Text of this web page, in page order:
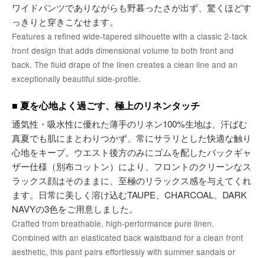
ワイドパンツでありながらも野暮ったさが出ず、驚くほどす
っきりと穿きこなせます。
Features a refined wide-tapered silhouette with a classic 2-tack
front design that adds dimensional volume to both front and
back. The fluid drape of the linen creates a clean line and an
exceptionally beautiful side-profile.
■ 夏を心地よく過ごす、極上のリネンタッチ
通気性・吸水性に優れた薄手のリネン100%生地は、汗ばむ
真夏でも肌にまとわりつかず、常にサラリとした快適な触り
心地をキープ。ウエスト後方のみにゴムを配したバックギャ
ザー仕様（別布コットン）により、フロントのクリーンなス
ラックス顔はそのままに、至極のリラックス感を与えてくれ
ます。日常に美しく溶け込むTAUPE、CHARCOAL、DARK
NAVYの3色をご用意しました。
Crafted from breathable, high-performance pure linen.
Combined with an elasticated back waistband for a clean front
aesthetic, this pant pairs effortlessly with summer sandals or